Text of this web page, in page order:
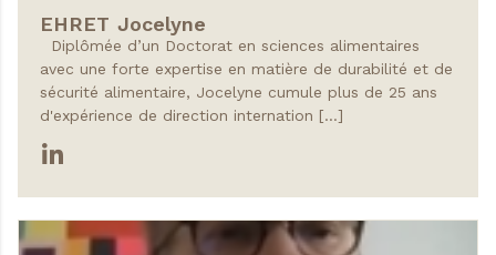
EHRET Jocelyne
Diplômée d’un Doctorat en sciences alimentaires
avec une forte expertise en matière de durabilité et de
sécurité alimentaire, Jocelyne cumule plus de 25 ans
d'expérience de direction internation […]